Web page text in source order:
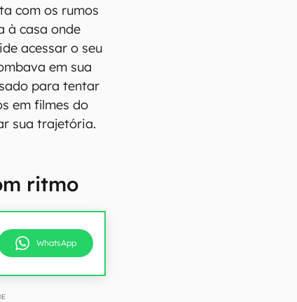
com os rumos
à casa onde
acessar o seu
em sua
para tentar
em filmes do
sua trajetória.
ritmo
WhatsApp